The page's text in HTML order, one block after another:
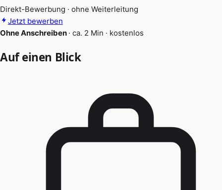
Direkt-Bewerbung · ohne Weiterleitung
Jetzt bewerben
Ohne Anschreiben · ca. 2 Min · kostenlos
Auf einen Blick